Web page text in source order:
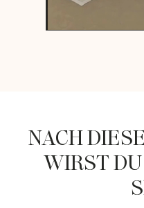
NACH
WIRST